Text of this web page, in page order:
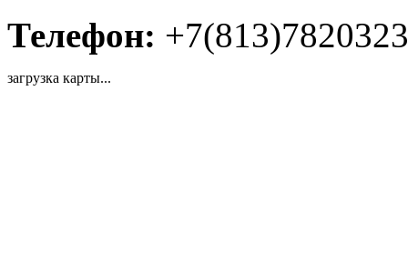
Телефон: +7(813)7820323
загрузка карты...